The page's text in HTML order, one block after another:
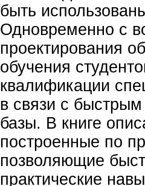
быть
Одновременно с
проектирования
обучения
квалификации
в связи с
базы. В книге
построенные по
позволяющие
практические